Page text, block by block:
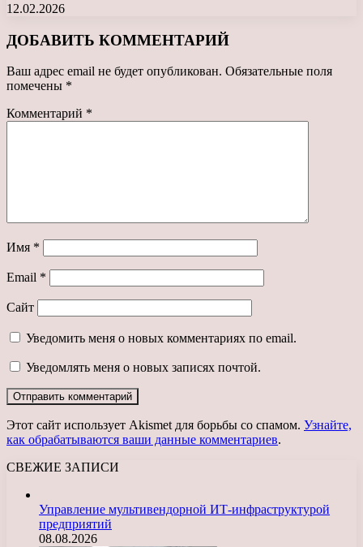
12.02.2026
ДОБАВИТЬ КОММЕНТАРИЙ
Ваш адрес email не будет опубликован. Обязательные поля
помечены *
Комментарий *
Имя *
Email *
Сайт
Уведомить меня о новых комментариях по email.
Уведомлять меня о новых записях почтой.
Этот сайт использует Akismet для борьбы со спамом. Узнайте,
как обрабатываются ваши данные комментариев.
СВЕЖИЕ ЗАПИСИ
Управление мультивендорной ИТ-инфраструктурой
предприятий
08.08.2026